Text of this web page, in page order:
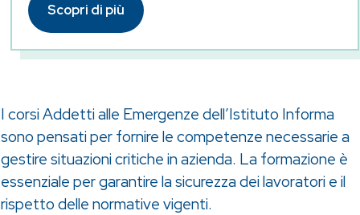
Scopri di più
I corsi Addetti alle Emergenze dell’Istituto Informa
sono pensati per fornire le competenze necessarie a
gestire situazioni critiche in azienda. La formazione è
essenziale per garantire la sicurezza dei lavoratori e il
rispetto delle normative vigenti.